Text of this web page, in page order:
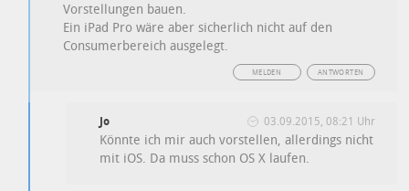
Vorstellungen bauen.
Ein iPad Pro wäre aber sicherlich nicht auf den
Consumerbereich ausgelegt.
ANTWORTEN
MELDEN
Jo 03.09.2015, 08:21 Uhr
Könnte ich mir auch vorstellen, allerdings nicht
mit iOS. Da muss schon OS X laufen.